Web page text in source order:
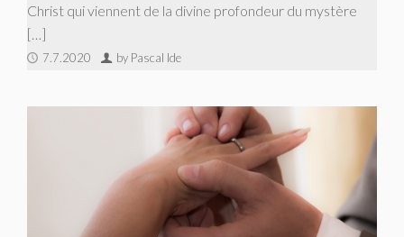
Christ qui viennent de la divine profondeur du mystère
[…]
7.7.2020 by Pascal Ide